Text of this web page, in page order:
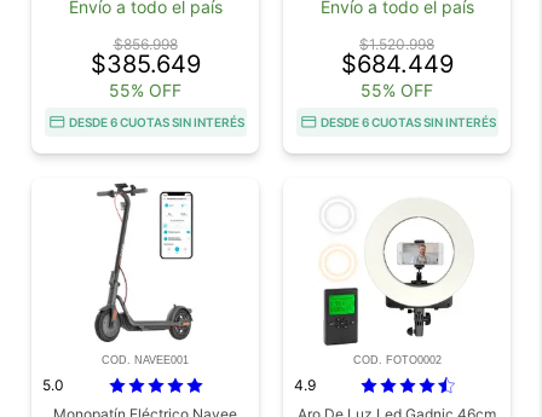
Envío a todo el país
$856.998
$385.649
55% OFF
DESDE 6 CUOTAS SIN INTERÉS
Envío a todo el país
$1.520.998
$684.449
55% OFF
DESDE 6 CUOTAS SIN INTERÉS
COD. NAVEE001
5.0
COD. FOTO0002
4.9